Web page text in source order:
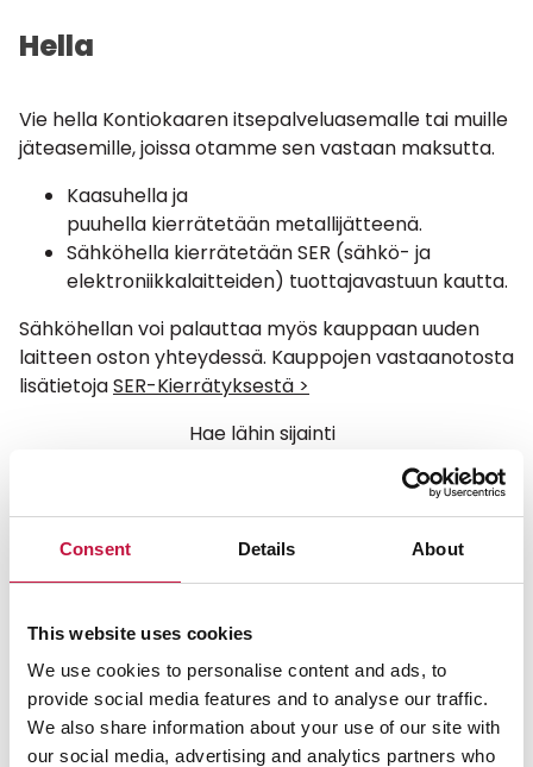
Consent Details About
This website uses cookies
We use cookies to personalise content and ads, to
provide social media features and to analyse our traffic.
We also share information about your use of our site with
our social media, advertising and analytics partners who
Hella
Vie hella Kontiokaaren itsepalveluasemalle tai muille
jäteasemille, joissa otamme sen vastaan maksutta.
Kaasuhella ja
puuhella kierrätetään metallijätteenä.
Sähköhella kierrätetään SER (sähkö- ja
elektroniikkalaitteiden) tuottajavastuun kautta.
Sähköhellan voi palauttaa myös kauppaan uuden
laitteen oston yhteydessä. Kauppojen vastaanotosta
lisätietojaSER-Kierrätyksestä >
Hae lähin sijainti
Sallievästeetnähdäksesi kartan.